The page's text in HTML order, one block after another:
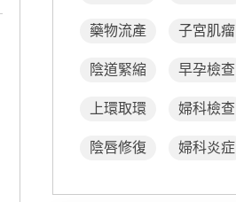
藥物流產 子宮肌瘤
陰道緊縮 早孕檢查
上環取環 婦科檢查
陰唇修復 婦科炎症